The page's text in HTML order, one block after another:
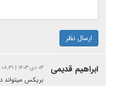
ارسال نظر
ابراهیم قدیمی ۰۳ دی ۱۴۰۳ | ۰۸:۳۱
بریکس میتواند